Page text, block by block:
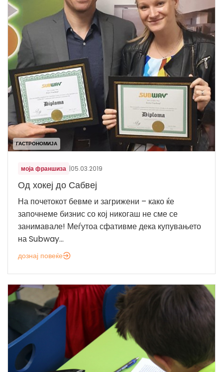
ГАСТРОНОМИЈА
моја франшиза |05.03.2019
Од хокеј до Сабвеј
На почетокот бевме и загрижени – како ќе
започнеме бизнис со кој никогаш не сме се
занимавале! Меѓутоа сфативме дека купувањето
на Subway...
дознај повеќе